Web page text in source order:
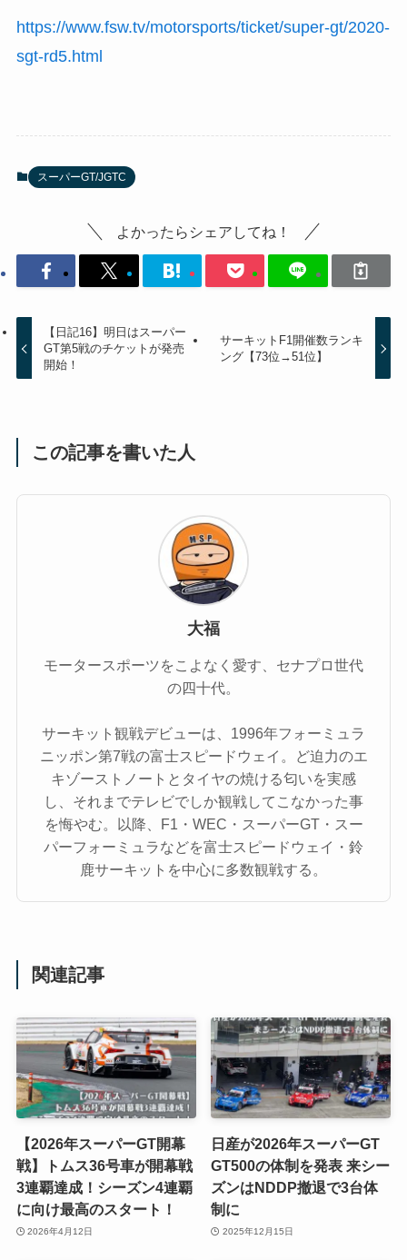
https://www.fsw.tv/motorsports/ticket/super-gt/2020-
sgt-rd5.html
スーパーGT/JGTC
よかったらシェアしてね！
【日記16】明日はスーパー
GT第5戦のチケットが発売
開始！
サーキットF1開催数ランキ
ング【73位→51位】
この記事を書いた人
大福
モータースポーツをこよなく愛す、セナプロ世代
の四十代。
サーキット観戦デビューは、1996年フォーミュラ
ニッポン第7戦の富士スピードウェイ。ど迫力のエ
キゾーストノートとタイヤの焼ける匂いを実感
し、それまでテレビでしか観戦してこなかった事
を悔やむ。以降、F1・WEC・スーパーGT・スー
パーフォーミュラなどを富士スピードウェイ・鈴
鹿サーキットを中心に多数観戦する。
関連記事
【2026年スーパーGT開幕
戦】トムス36号車が開幕戦
3連覇達成！シーズン4連覇
に向け最高のスタート！
2026年4月12日
日産が2026年スーパーGT
GT500の体制を発表 来シー
ズンはNDDP撤退で3台体
制に
2025年12月15日